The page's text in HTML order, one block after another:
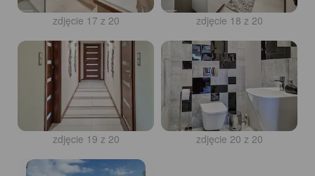
zdjęcie 17 z 20 zdjęcie 18 z 20
zdjęcie 19 z 20 zdjęcie 20 z 20